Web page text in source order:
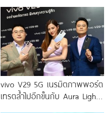
vivo V29 5G เนรมิตภาพพอร์ต
เทรตล้ำไปอีกขั้นกับ Aura Light